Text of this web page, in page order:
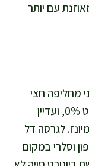
עם יותר
מחליפה חצי
מכמות היוגורט בגבינה לבנה 1% או ביוגורט 0%, ועדיין
לגרסה דל
וסלרי במקום